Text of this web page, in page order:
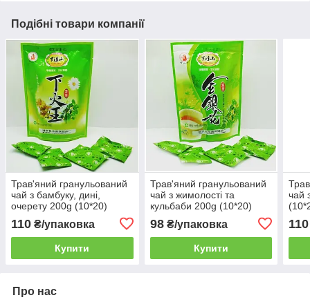
Подібні товари компанії
Трав'яний гранульований
чай з бамбуку, дині,
очерету 200g (10*20)
110 ₴/упаковка
Купити
Трав'яний гранульований
чай з жимолості та
кульбаби 200g (10*20)
98₴/упаковка
Купити
чай
110
Про нас